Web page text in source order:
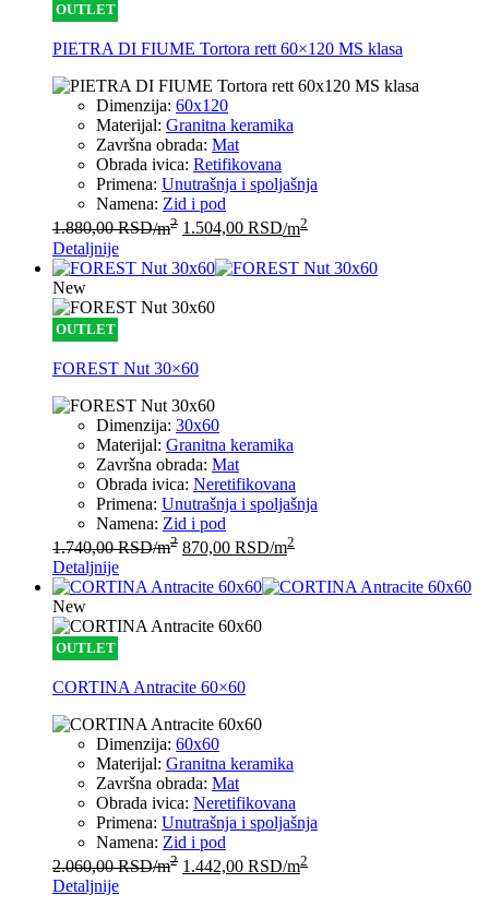
OUTLET
PIETRA DI FIUME Tortora rett 60×120 MS klasa
Dimenzija: 60x120
Materijal: Granitna keramika
Završna obrada: Mat
Obrada ivica: Retifikovana
Primena: Unutrašnja i spoljašnja
Namena: Zid i pod
1.880,00RSD/m2 1.504,00 RSD/m2
Detaljnije
New
OUTLET
FOREST Nut 30×60
Dimenzija: 30x60
Materijal: Granitna keramika
Završna obrada: Mat
Obrada ivica: Neretifikovana
Primena: Unutrašnja i spoljašnja
Namena: Zid i pod
1.740,00RSD/m2 870,00 RSD/m2
Detaljnije
New
OUTLET
CORTINA Antracite 60×60
Dimenzija: 60x60
Materijal: Granitna keramika
Završna obrada: Mat
Obrada ivica: Neretifikovana
Primena: Unutrašnja i spoljašnja
Namena: Zid i pod
2.060,00RSD/m2 1.442,00 RSD/m2
Detaljnije